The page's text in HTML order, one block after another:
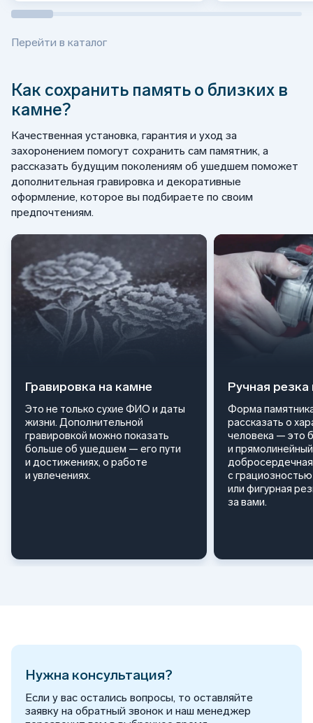
Перейти в каталог
Как сохранить память о близких в
камне?
Качественная установка, гарантия и уход за
захоронением помогут сохранить сам памятник, а
рассказать будущим поколениям об ушедшем поможет
дополнительная гравировка и декоративные
оформление, которое вы подбираете по своим
предпочтениям.
Гравировка на камне
Это не только сухие ФИО и даты
жизни. Дополнительной
гравировкой можно показать
больше об ушедшем — его пути
и достижениях, о работе
и увлечениях.
Ручная
Форма
рассказать о
человека — это
и
с
или фигурная
за вами.
Нужна консультация?
Если у вас остались вопросы, то оставляйте
заявку на обратный звонок и наш менеджер